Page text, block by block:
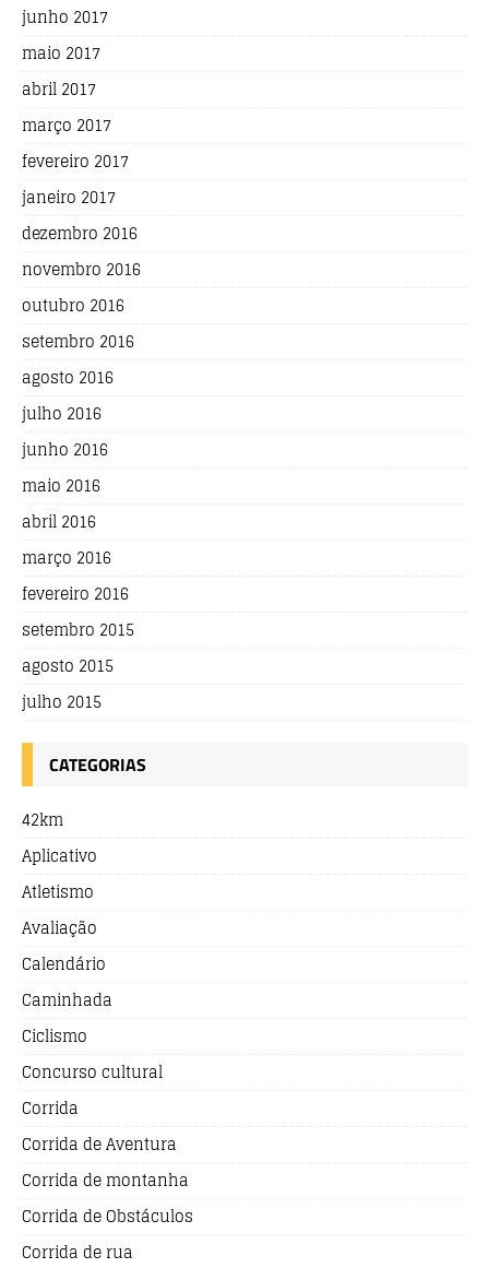
junho 2017
maio 2017
abril 2017
março 2017
fevereiro 2017
janeiro 2017
dezembro 2016
novembro 2016
outubro 2016
setembro 2016
agosto 2016
julho 2016
junho 2016
maio 2016
abril 2016
março 2016
fevereiro 2016
setembro 2015
agosto 2015
julho 2015
CATEGORIAS
42km
Aplicativo
Atletismo
Avaliação
Calendário
Caminhada
Ciclismo
Concurso cultural
Corrida
Corrida de Aventura
Corrida de montanha
Corrida de Obstáculos
Corrida de rua